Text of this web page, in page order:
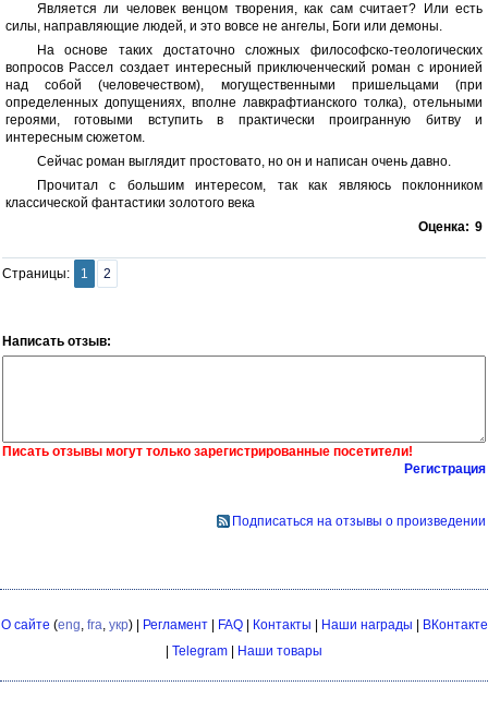
Является ли человек венцом творения, как сам считает? Или есть
силы, направляющие людей, и это вовсе не ангелы, Боги или демоны.
На основе таких достаточно сложных философско-теологических
вопросов Рассел создает интересный приключенческий роман с иронией
над собой (человечеством), могущественными пришельцами (при
определенных допущениях, вполне лавкрафтианского толка), отельными
героями, готовыми вступить в практически проигранную битву и
интересным сюжетом.
Сейчас роман выглядит простовато, но он и написан очень давно.
Прочитал с большим интересом, так как являюсь поклонником
классической фантастики золотого века
Оценка: 9
Страницы: 1 2
Написать отзыв:
Писать отзывы могут только зарегистрированные посетители!
Регистрация
Подписаться на отзывы о произведении
О сайте (eng, fra, укр) | Регламент| FAQ| Контакты Наши награды
ВКонтакте
Telegram Наши товары